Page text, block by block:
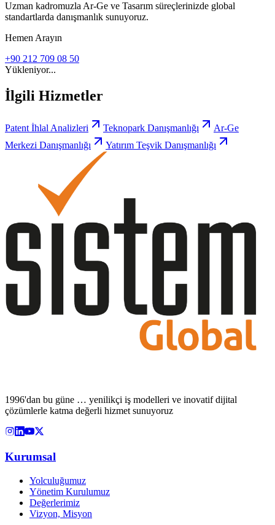
Uzman kadromuzla Ar-Ge ve Tasarım süreçlerinizde global
standartlarda danışmanlık sunuyoruz.
Hemen Arayın
+90 212 709 08 50
Yükleniyor...
İlgili Hizmetler
Patent İhlal Analizleri Teknopark Danışmanlığı
Ar-Ge
Merkezi Danışmanlığı
Yatırım Teşvik Danışmanlığı
1996'dan bu güne … yenilikçi iş modelleri ve inovatif dijital
çözümlerle katma değerli hizmet sunuyoruz
Kurumsal
Yolculuğumuz
Yönetim Kurulumuz
Değerlerimiz
Vizyon, Misyon